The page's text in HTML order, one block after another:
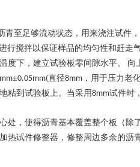
青至足够流动状态，用来浇注试件
搅拌以保证样品的均匀性和赶走气
度下，建立试验板零间隙水平。 向
±0.05mm(直径8mm ，用于压力老
粘到试验板上。当采用8mm试件时
处，使得沥青基本覆盖整个板（除
热试件修整器，修整周边多余的沥青